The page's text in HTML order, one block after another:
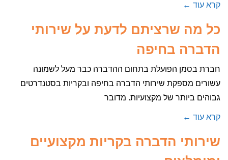
קרא עוד ←
כל מה שרציתם לדעת על שירותי
הדברה בחיפה
חברת בסמן הפועלת בתחום ההדברה כבר מעל לשמונה
עשורים מספקת שירותי הדברה בחיפה ובקריות בסטנדרטים
גבוהים ביותר של מקצועיות. מדובר
קרא עוד ←
שירותי הדברה בקריות מקצועיים